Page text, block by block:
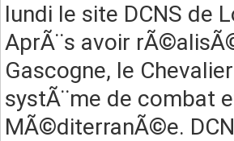
lundi le site DCNS de
AprÃ¨s avoir
Gascogne, le
systÃ¨me de combat
MÃ©diterranÃ©e.